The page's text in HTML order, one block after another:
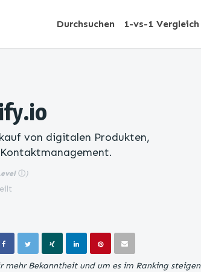
Durchsuchen 1-vs-1 Vergleich
von digitalen Produkten,
ⓘ)
mehr Bekanntheit und um es im Ranking steigen